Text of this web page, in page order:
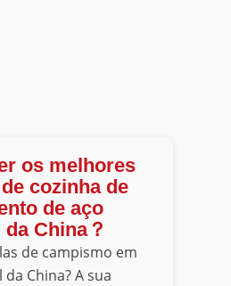
os melhores
cozinha de
de aço
China？
de campismo em
China? A sua